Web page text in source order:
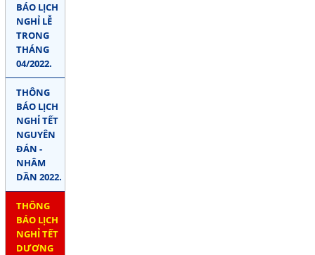
BÁO LỊCH
NGHỈ LỄ
TRONG
THÁNG
04/2022.
THÔNG
BÁO LỊCH
NGHỈ TẾT
NGUYÊN
ĐÁN -
NHÂM
DẦN 2022.
THÔNG
BÁO LỊCH
NGHỈ TẾT
DƯƠNG